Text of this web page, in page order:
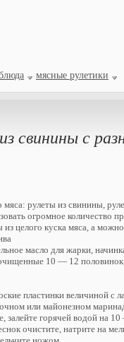
мясные рулетики
свинины с
мяса: рулеты из свинины,
огромное количество
целого куска мяса, а
масло для жарки,
10 — 12
пластинки величиной
или майонезном
залейте горячей водой на
очистите, натрите на